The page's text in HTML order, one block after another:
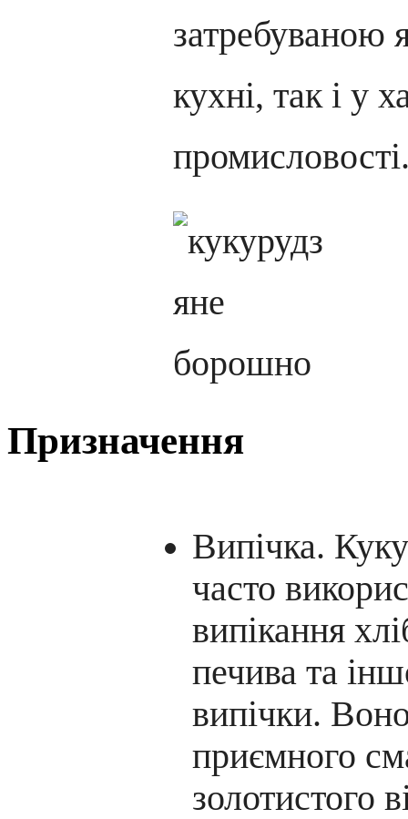
затребуваною
кухні, так і у
Призначення
Випічка.
часто
випікання
печива та
випічки.
приємного
золотистого